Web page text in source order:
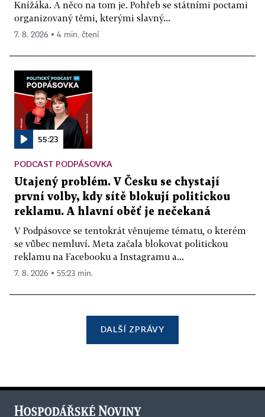
Knížáka. A něco na tom je. Pohřeb se státními poctami
organizovaný těmi, kterými slavný...
7. 8. 2026 ▪ 4 min. čtení
55:23
PODCAST PODPÁSOVKA
Utajený problém. V Česku se chystají
první volby, kdy sítě blokují politickou
reklamu. A hlavní oběť je nečekaná
V Podpásovce se tentokrát věnujeme tématu, o kterém
se vůbec nemluví. Meta začala blokovat politickou
reklamu na Facebooku a Instagramu a...
7. 8. 2026 ▪ 55:23 min.
DALŠÍ ZPRÁVY